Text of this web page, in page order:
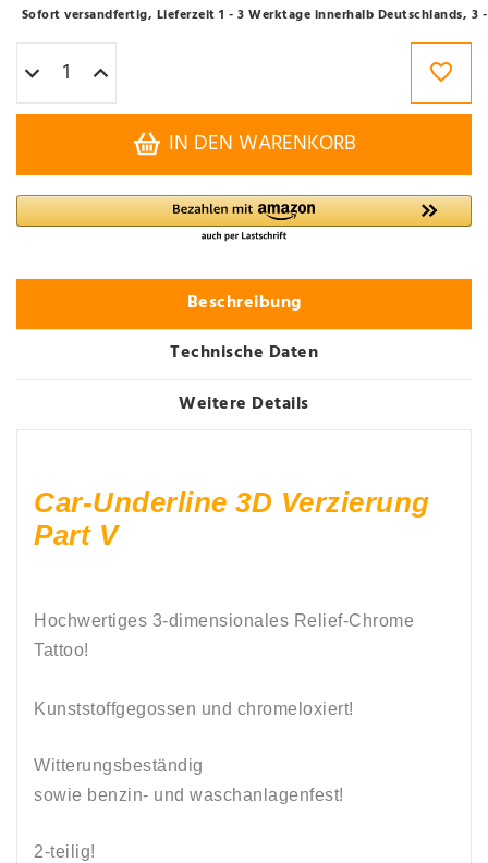
Sofort versandfertig, Lieferzeit 1 - 3 Werktage innerhalb Deutschlands, 3
IN DEN WARENKORB
Beschreibung
Technische Daten
Weitere Details
Car-Underline 3D Verzierung
Part V
Hochwertiges 3-dimensionales Relief-Chrome
Tattoo!
Kunststoffgegossen und chromeloxiert!
Witterungsbeständig
sowie benzin- und waschanlagenfest!
2-teilig!